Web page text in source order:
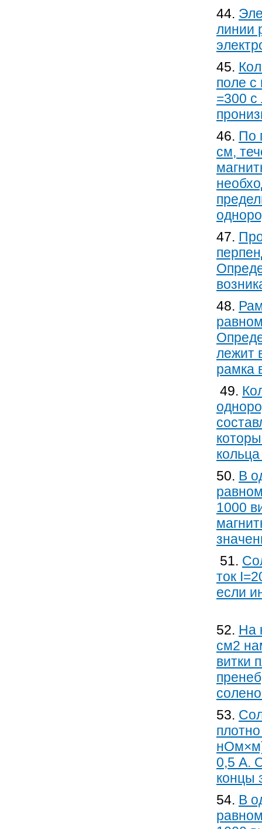
44.
линии
45.
поле с
=300 c
46. По
см,
47.
48.
лежит
рамка
49.
50. В
1000
51.
ток
если
52. На
см2
витки
53.
0,5 А.
концы
54. В